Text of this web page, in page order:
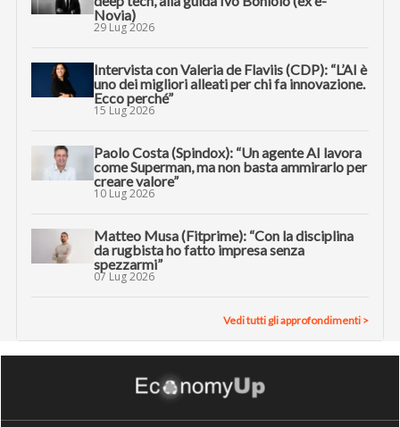
Novia)
29 Lug 2026
Intervista con Valeria de Flaviis (CDP): “L’AI è
uno dei migliori alleati per chi fa innovazione.
Ecco perché”
15 Lug 2026
Paolo Costa (Spindox): “Un agente AI lavora
come Superman, ma non basta ammirarlo per
creare valore”
10 Lug 2026
Matteo Musa (Fitprime): “Con la disciplina
da rugbista ho fatto impresa senza
spezzarmi”
07 Lug 2026
Vedi tutti gli approfondimenti >